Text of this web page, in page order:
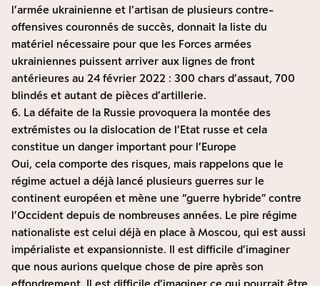
l’armée ukrainienne et l’artisan de plusieurs contre-
offensives couronnés de succès, donnait la liste du
matériel nécessaire pour que les Forces armées
ukrainiennes puissent arriver aux lignes de front
antérieures au 24 février 2022 : 300 chars d’assaut, 700
blindés et autant de pièces d’artillerie.
6. La défaite de la Russie provoquera la montée des
extrémistes ou la dislocation de l’Etat russe et cela
constitue un danger important pour l’Europe
Oui, cela comporte des risques, mais rappelons que le
régime actuel a déjà lancé plusieurs guerres sur le
continent européen et mène une “guerre hybride” contre
l’Occident depuis de nombreuses années. Le pire régime
nationaliste est celui déjà en place à Moscou, qui est aussi
impérialiste et expansionniste. Il est difficile d’imaginer
que nous aurions quelque chose de pire après son